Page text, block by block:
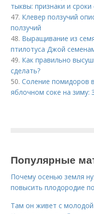
тыквы: признаки и сроки
47. Клевер ползучий
ползучий
48. Выращивание из
птилотуса Джой
49. Как правильно
сделать?
50.Соление помидоров
яблочном соке на зиму:
Популярные
Почему осенью земля
повысить плодородие
Там он живет с